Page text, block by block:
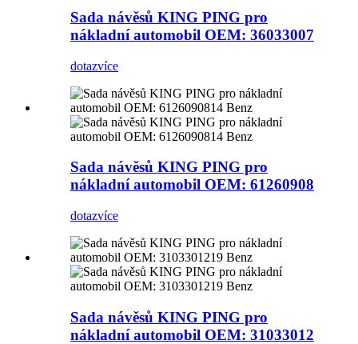
Sada návěsů KING PING pro
nákladní automobil OEM: 36033007
dotazvíce
Sada návěsů KING PING pro
nákladní automobil OEM: 61260908
dotazvíce
Sada návěsů KING PING pro
nákladní automobil OEM: 31033012